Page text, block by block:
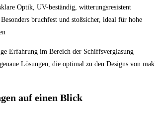
Optik, UV-beständig, witterungsresistent
Besonders bruchfest und stoßsicher, ideal für hohe
Erfahrung im Bereich der Schiffsverglasung
Lösungen, die optimal zu den Designs von
auf einen Blick